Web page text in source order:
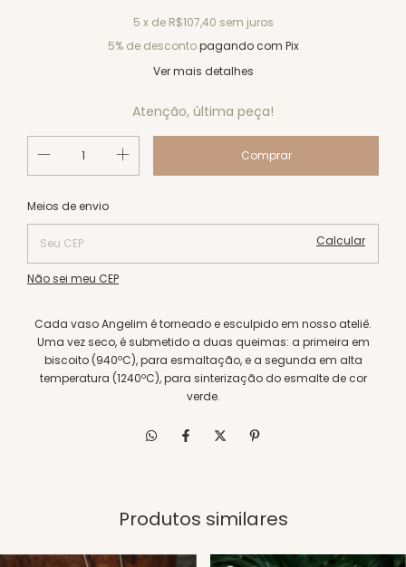
5 x de R$107,40 sem juros
5% de descontopagando com Pix
Ver mais detalhes
Atenção, última peça!
Entregas para o CEP:
Meios de envio
Calcular
Não sei meu CEP
Cada vaso Angelim é torneado e esculpido em nosso ateliê.
Uma vez seco, é submetido a duas queimas: a primeira em
biscoito (940ºC), para esmaltação, e a segunda em alta
temperatura (1240ºC), para sinterização do esmalte de cor
verde.
Produtos similares